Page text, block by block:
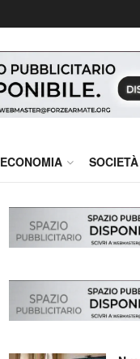
ECONOMIA SOCIETÀ